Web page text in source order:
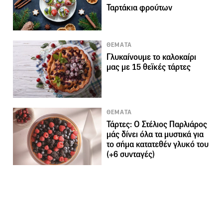
Ταρτάκια φρούτων
ΘΕΜΑΤΑ
Γλυκαίνουμε το καλοκαίρι
μας με 15 θεϊκές τάρτες
ΘΕΜΑΤΑ
Τάρτες: Ο Στέλιος Παρλιάρος
μάς δίνει όλα τα μυστικά για
το σήμα κατατεθέν γλυκό του
(+6 συνταγές)